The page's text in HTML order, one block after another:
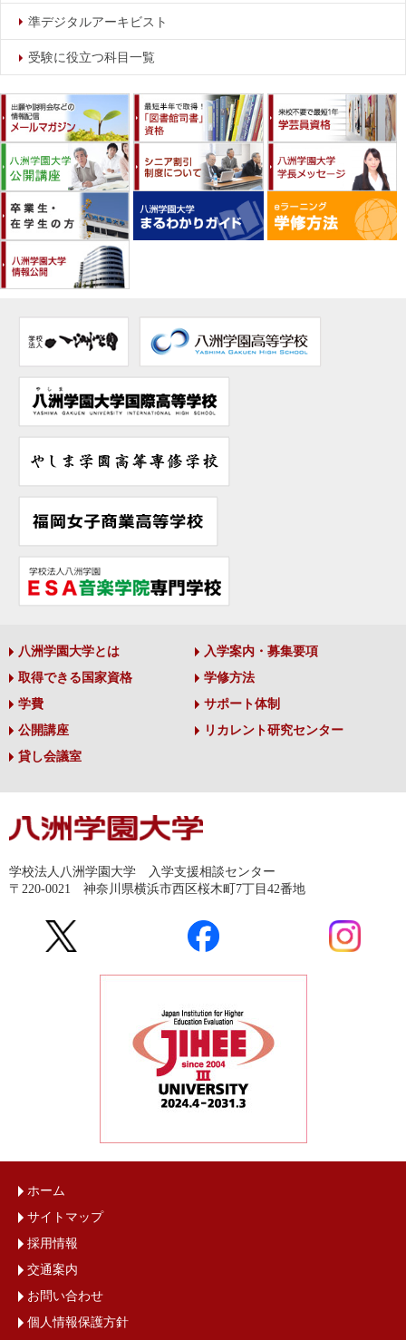
準デジタルアーキビスト
受験に役立つ科目一覧
八洲学園大学とは
入学案内・募集要項
取得できる国家資格
学修方法
学費
サポート体制
公開講座
リカレント研究センター
貸し会議室
学校法人八洲学園大学 入学支援相談センター
〒220-0021 神奈川県横浜市西区桜木町7丁目42番地
ホーム
サイトマップ
採用情報
交通案内
お問い合わせ
個人情報保護方針